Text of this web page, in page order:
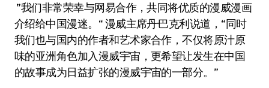
”我们非常荣幸与网易合作，共同将优质的漫威漫画
介绍给中国漫迷。“ 漫威主席丹·巴克利说道，“同时
我们也与国内的作者和艺术家合作，不仅将原汁原
味的亚洲角色加入漫威宇宙，更希望让发生在中国
的故事成为日益扩张的漫威宇宙的一部分。”